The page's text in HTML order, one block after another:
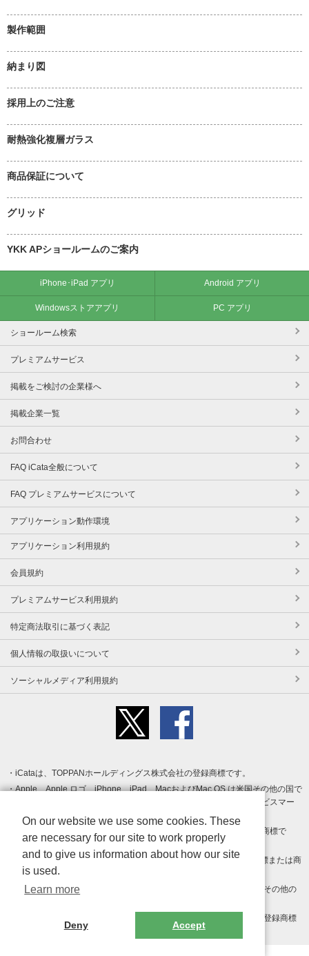
製作範囲
納まり図
採用上のご注意
耐熱強化複層ガラス
商品保証について
グリッド
YKK APショールームのご案内
iPhone･iPad アプリ Android アプリ
Windowsストアアプリ PC アプリ
ショールーム検索
プレミアムサービス
掲載をご検討の企業様へ
掲載企業一覧
お問合わせ
FAQ iCata全般について
FAQ プレミアムサービスについて
アプリケーション動作環境
アプリケーション利用規約
会員規約
プレミアムサービス利用規約
特定商法取引に基づく表記
個人情報の取扱いについて
ソーシャルメディア利用規約
iCataは、TOPPANホールディングス株式会社の登録商標です。
Apple、Apple ロゴ、iPhone、iPad、MacおよびMac OS は米国その他の国で
登録された Apple Inc. の商標です。App Store は Apple Inc. のサービスマー
クです。
Android、Google Play および Google Play ロゴ は Google LLC の商標で
す。
Windows は Microsoft Inc.の米国およびその他の国における登録商標または商
標です。
Adobe、Adobe Reader、Adobe PDF は、Adobe Inc.の米国およびその他の
その他、記載されている会社名、商品名、ロゴは各社の商標または登録商標
On our website we use some cookies. These
are necessary for our site to work properly
and to give us information about how our site
is used.
Learn more
Deny Accept